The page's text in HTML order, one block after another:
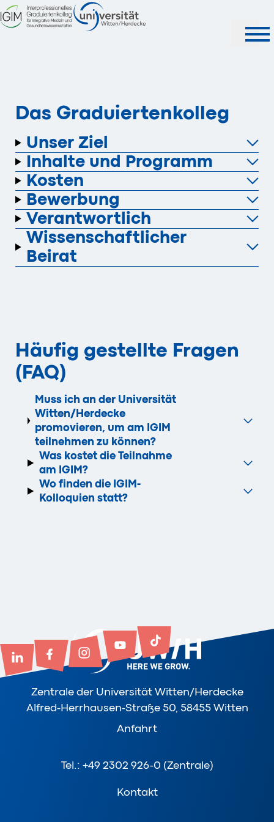
Das Graduiertenkolleg
Unser Ziel
Inhalte und Programm
Kosten
Bewerbung
Verantwortlich
Wissenschaftlicher
Beirat
Häufig gestellte Fragen
(FAQ)
Muss ich an der Universität
Witten/Herdecke
promovieren, um am IGIM
teilnehmen zu können?
Was kostet die Teilnahme
am IGIM?
Wo finden die IGIM-
Kolloquien statt?
Zentrale der Universität Witten/Herdecke
Alfred-Herrhausen-Straße 50, 58455 Witten
Anfahrt
Tel.: +49 2302 926-0 (Zentrale)
Kontakt